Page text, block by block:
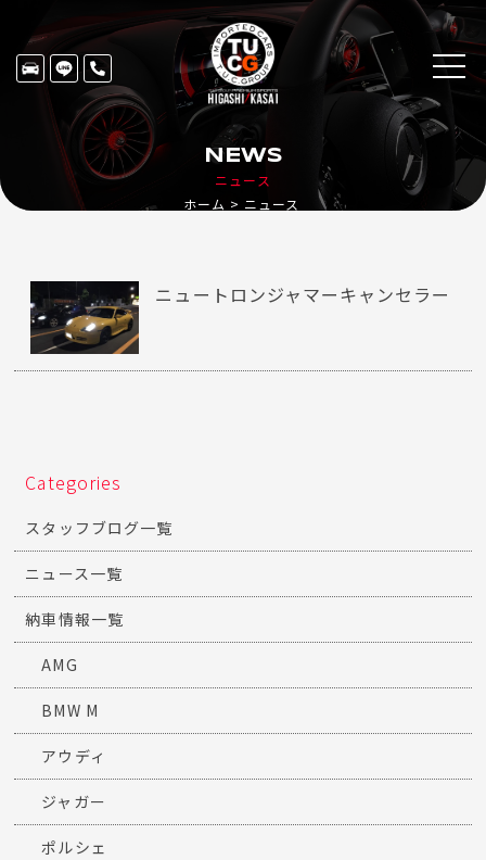
ニュース
NEWS
ホーム ニュース
ニュートロンジャマーキャンセラー
Categories
スタッフブログ一覧
ニュース一覧
納車情報一覧
AMG
BMW M
アウディ
ジャガー
ポルシェ